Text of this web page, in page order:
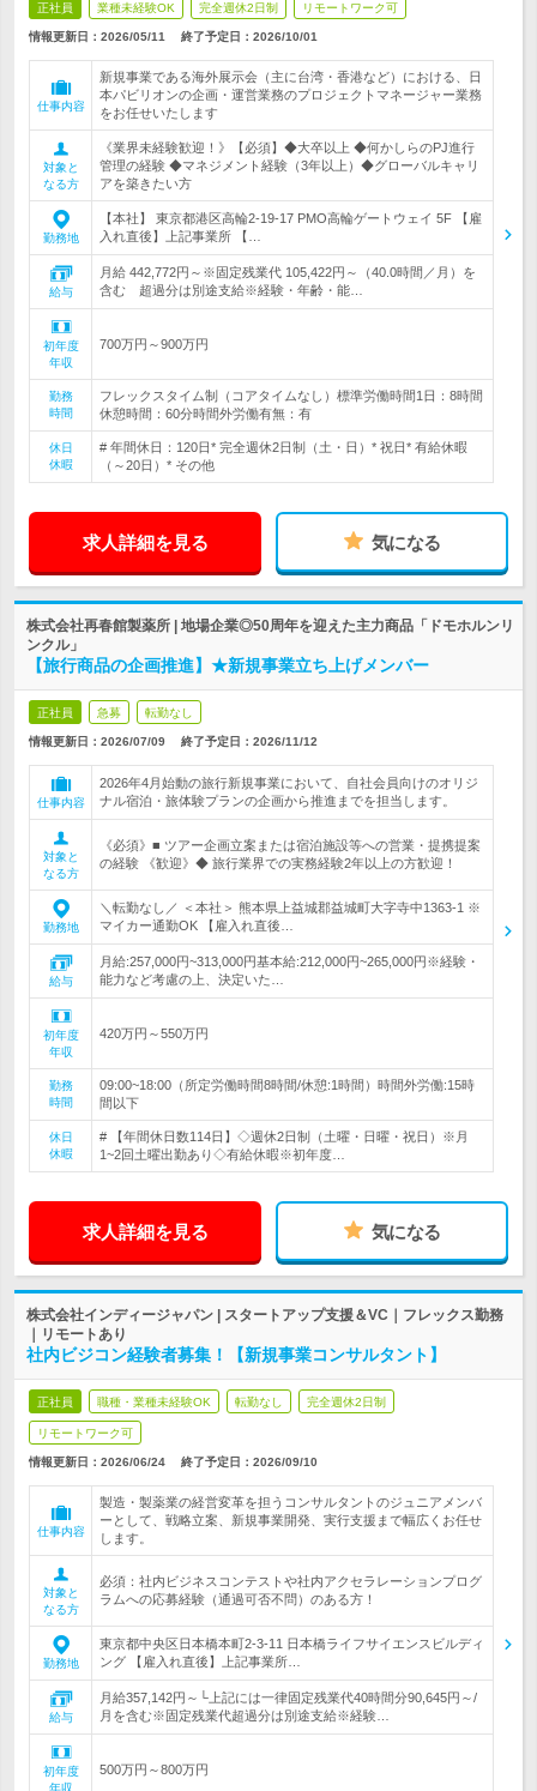
正社員 業種未経験OK 完全週休2日制 リモートワーク可
情報更新日：2026/05/11 終了予定日： 2026/10/01
仕事内容
新規事業である海外展示会（主に台湾・香港など）における、日
本パビリオンの企画・運営業務のプロジェクトマネージャー業務
をお任せいたします
対象と
なる方
《業界未経験歓迎！》【必須】◆大卒以上 ◆何かしらのPJ進行
管理の経験 ◆マネジメント経験（3年以上）◆グローバルキャリ
アを築きたい方
勤務地
【本社】 東京都港区高輪2-19-17 PMO高輪ゲートウェイ 5F 【雇
入れ直後】上記事業所 【…
給与
月給 442,772円～※固定残業代 105,422円～（40.0時間／月）を
含む 超過分は別途支給※経験・年齢・能…
初年度
年収
700万円～900万円
勤務
時間
フレックスタイム制（コアタイムなし）標準労働時間1日：8時間
休憩時間：60分時間外労働有無：有
休日
休暇
# 年間休日：120日* 完全週休2日制（土・日）* 祝日* 有給休暇
（～20日）* その他
求人詳細を見る 気になる
株式会社再春館製薬所 | 地場企業◎50周年を迎えた主力商品「ドモホルンリ
ンクル」
【旅行商品の企画推進】★新規事業立ち上げメンバー
正社員 急募 転勤なし
情報更新日：2026/07/09 終了予定日： 2026/11/12
仕事内容
2026年4月始動の旅行新規事業において、自社会員向けのオリジ
ナル宿泊・旅体験プランの企画から推進までを担当します。
対象と
なる方
《必須》■ ツアー企画立案または宿泊施設等への営業・提携提案
の経験 《歓迎》◆ 旅行業界での実務経験2年以上の方歓迎！
勤務地
＼転勤なし／ ＜本社＞ 熊本県上益城郡益城町大字寺中1363-1 ※
マイカー通勤OK 【雇入れ直後…
給与
月給:257,000円~313,000円基本給:212,000円~265,000円※経験・
能力など考慮の上、決定いた…
初年度
年収
420万円～550万円
勤務
時間
09:00~18:00（所定労働時間8時間/休憩:1時間）時間外労働:15時
間以下
休日
休暇
# 【年間休日数114日】◇週休2日制（土曜・日曜・祝日）※月
1~2回土曜出勤あり◇有給休暇※初年度…
求人詳細を見る 気になる
株式会社インディージャパン | スタートアップ支援＆VC｜フレックス勤務
｜リモートあり
社内ビジコン経験者募集！【新規事業コンサルタント】
正社員 職種・業種未経験OK 転勤なし 完全週休2日制
リモートワーク可
情報更新日：2026/06/24 終了予定日： 2026/09/10
仕事内容
製造・製薬業の経営変革を担うコンサルタントのジュニアメンバ
ーとして、戦略立案、新規事業開発、実行支援まで幅広くお任せ
します。
対象と
なる方
必須：社内ビジネスコンテストや社内アクセラレーションプログ
ラムへの応募経験（通過可否不問）のある方！
勤務地
東京都中央区日本橋本町2-3-11 日本橋ライフサイエンスビルディ
ング 【雇入れ直後】上記事業所…
給与
月給357,142円～└上記には一律固定残業代40時間分90,645円～/
月を含む※固定残業代超過分は別途支給※経験…
初年度
年収
500万円～800万円